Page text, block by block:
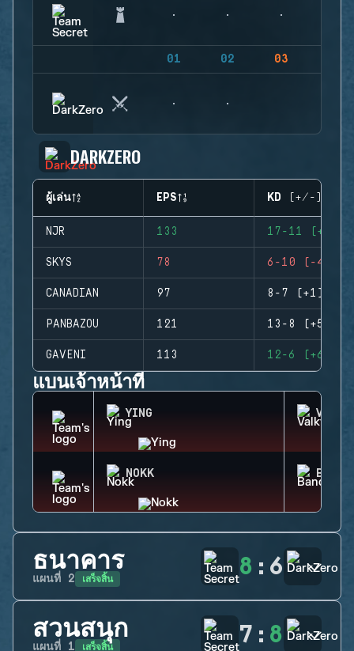
01 02 03
DARKZERO
ผู้เล่น EPS KD (+/-)
NJR 133 17-11 (+6)
SKYS 78 6-10 (-4)
CANADIAN 97 8-7 (+1)
PANBAZOU 121 13-8 (+5)
GAVENI 113 12-6 (+6)
แบนเจ้าหน้าที่
YING
NOKK
ธนาคาร
แผนที่ 2 เสร็จสิ้น 8 : 6
สวนสนุก
แผนที่ 1 เสร็จสิ้น 7 : 8